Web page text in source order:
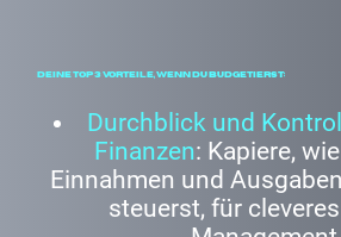
Durchblick und
Finanzen: Kapiere,
Einnahmen und
steuerst, für
Deine Top 3 Vorteile, wenn du budgetierst: